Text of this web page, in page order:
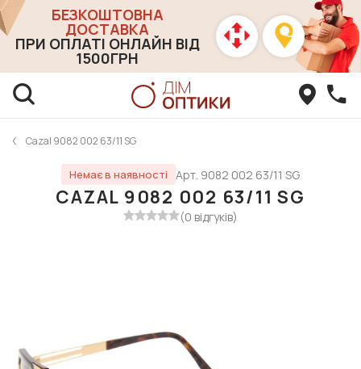
БЕЗКОШТОВНА
ДОСТАВКА
ПРИ ОПЛАТІ ОНЛАЙН ВІД
1500ГРН
Cazal 9082 002 63/11 SG
Немає в наявності Арт. 9082 002 63/11 SG
CAZAL 9082 002 63/11 SG
(0 відгуків)